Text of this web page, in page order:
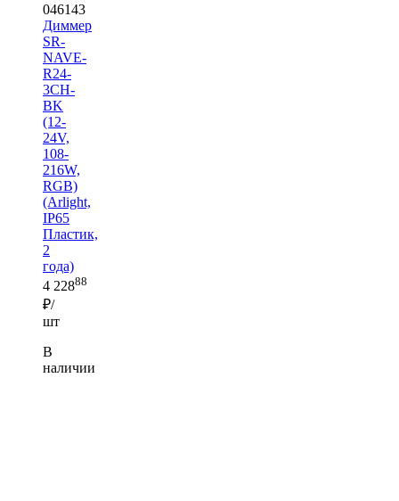
046143
Диммер
SR-
NAVE-
R24-
3CH-
BK
(12-
24V,
108-
216W,
RGB)
(Arlight,
IP65
Пластик,
2
года)
4 22888
₽/
шт
В
наличии